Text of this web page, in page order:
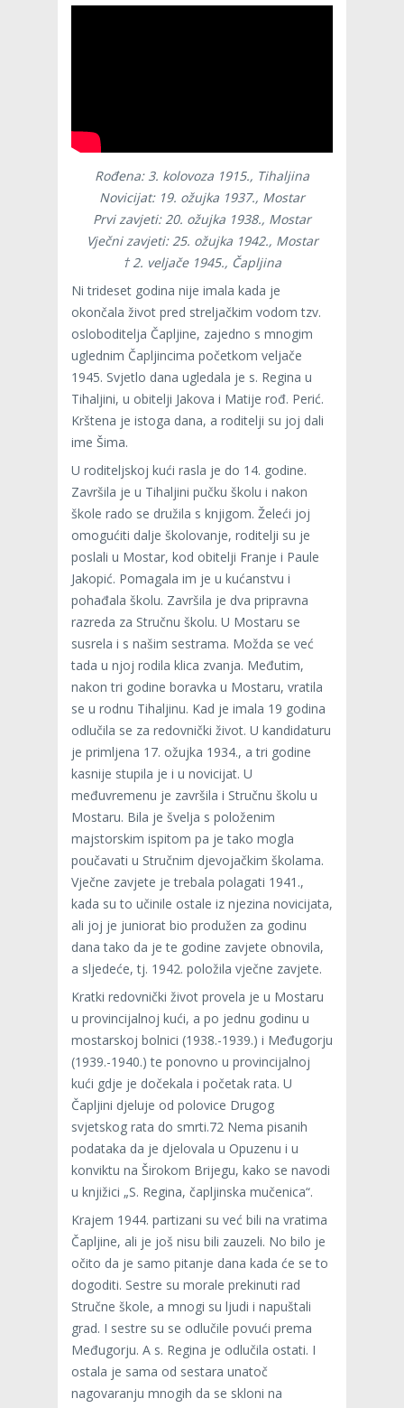
Rođena: 3. kolovoza 1915., Tihaljina
Novicijat: 19. ožujka 1937., Mostar
Prvi zavjeti: 20. ožujka 1938., Mostar
Vječni zavjeti: 25. ožujka 1942., Mostar
† 2. veljače 1945., Čapljina
Ni trideset godina nije imala kada je
okončala život pred streljačkim vodom tzv.
osloboditelja Čapljine, zajedno s mnogim
uglednim Čapljincima početkom veljače
1945. Svjetlo dana ugledala je s. Regina u
Tihaljini, u obitelji Jakova i Matije rođ. Perić.
Krštena je istoga dana, a roditelji su joj dali
ime Šima.
U roditeljskoj kući rasla je do 14. godine.
Završila je u Tihaljini pučku školu i nakon
škole rado se družila s knjigom. Želeći joj
omogućiti dalje školovanje, roditelji su je
poslali u Mostar, kod obitelji Franje i Paule
Jakopić. Pomagala im je u kućanstvu i
pohađala školu. Završila je dva pripravna
razreda za Stručnu školu. U Mostaru se
susrela i s našim sestrama. Možda se već
tada u njoj rodila klica zvanja. Međutim,
nakon tri godine boravka u Mostaru, vratila
se u rodnu Tihaljinu. Kad je imala 19 godina
odlučila se za redovnički život. U kandidaturu
je primljena 17. ožujka 1934., a tri godine
kasnije stupila je i u novicijat. U
međuvremenu je završila i Stručnu školu u
Mostaru. Bila je švelja s položenim
majstorskim ispitom pa je tako mogla
poučavati u Stručnim djevojačkim školama.
Vječne zavjete je trebala polagati 1941.,
kada su to učinile ostale iz njezina novicijata,
ali joj je juniorat bio produžen za godinu
dana tako da je te godine zavjete obnovila,
a sljedeće, tj. 1942. položila vječne zavjete.
Kratki redovnički život provela je u Mostaru
u provincijalnoj kući, a po jednu godinu u
mostarskoj bolnici (1938.-1939.) i Međugorju
(1939.-1940.) te ponovno u provincijalnoj
kući gdje je dočekala i početak rata. U
Čapljini djeluje od polovice Drugog
svjetskog rata do smrti.72 Nema pisanih
podataka da je djelovala u Opuzenu i u
konviktu na Širokom Brijegu, kako se navodi
u knjižici „S. Regina, čapljinska mučenica“.
Krajem 1944. partizani su već bili na vratima
Čapljine, ali je još nisu bili zauzeli. No bilo je
očito da je samo pitanje dana kada će se to
dogoditi. Sestre su morale prekinuti rad
Stručne škole, a mnogi su ljudi i napuštali
grad. I sestre su se odlučile povući prema
Međugorju. A s. Regina je odlučila ostati. I
ostala je sama od sestara unatoč
nagovaranju mnogih da se skloni na